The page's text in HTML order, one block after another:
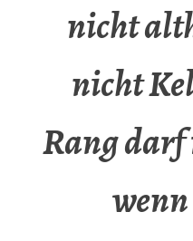
nicht
nicht
Rang